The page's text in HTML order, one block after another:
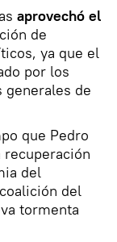
aprovechó el
de
ya que el
por los
generales de
que Pedro
recuperación
del
del
tormenta